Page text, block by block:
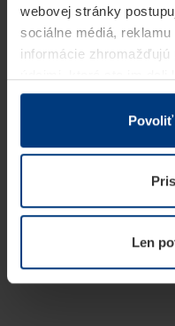
webovej stránky
sociálne médiá,
informácie
v rámci Vášho
Z právneho hľadiska
prevádzku tejto
potrebujeme Vaše
kedykoľvek zmeniť
našej webovej stránky.
Povoliť
Len